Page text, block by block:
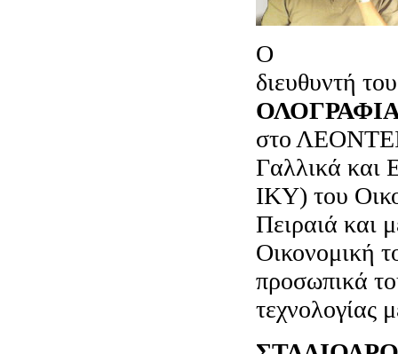
Ο
διευθυντή
στο
Γαλλικά και
ΙΚΥ) του
Πειραιά και
Οικονομική
προσωπικά
τεχνολογίας